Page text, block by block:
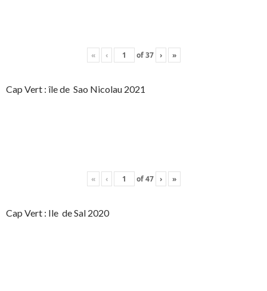
« ‹ of37 › »
Cap Vert : île de Sao Nicolau 2021
« ‹ of47 › »
Cap Vert : Ile de Sal 2020